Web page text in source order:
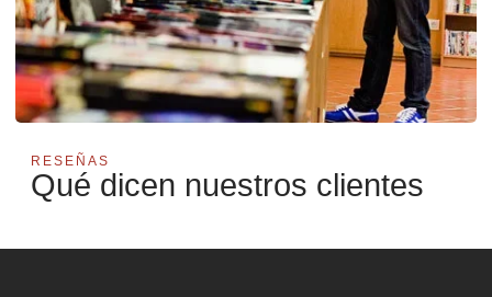
RESEÑAS
Qué dicen nuestros clientes